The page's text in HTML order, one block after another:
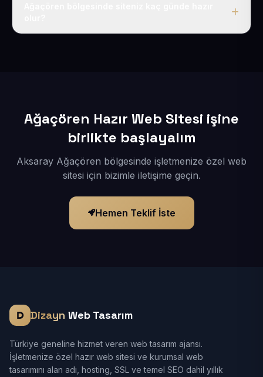
Ağaçören Hazır Web Sitesi işine
birlikte başlayalım
Aksaray Ağaçören bölgesinde işletmenize özel web
sitesi için bizimle iletişime geçin.
Hemen Teklif İste
Dizayn Web Tasarım
Türkiye geneline hizmet veren web tasarım ajansı.
İşletmenize özel hazır web sitesi ve kurumsal web
tasarımını alan adı, hosting, SSL ve temel SEO dahil yıllık